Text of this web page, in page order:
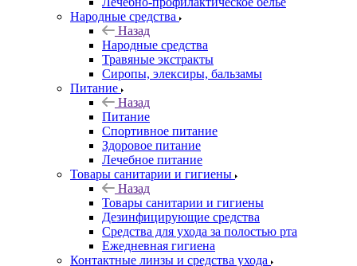
Народные средства
Назад
Народные средства
Травяные экстракты
Сиропы, элексиры, бальзамы
Питание
Назад
Питание
Спортивное питание
Здоровое питание
Лечебное питание
Товары санитарии и гигиены
Назад
Товары санитарии и гигиены
Дезинфицирующие средства
Средства для ухода за полостью рта
Ежедневная гигиена
Контактные линзы и средства ухода